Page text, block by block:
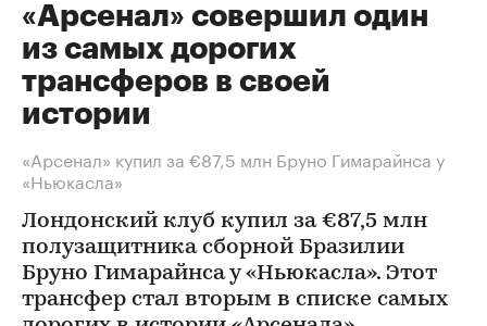
«Арсенал» совершил один
из самых дорогих
трансферов в своей
истории
«Арсенал» купил за €87,5 млн Бруно Гимарайнса у
«Ньюкасла»
Лондонский клуб купил за €87,5 млн
полузащитника сборной Бразилии
Бруно Гимарайнса у «Ньюкасла». Этот
трансфер стал вторым в списке самых